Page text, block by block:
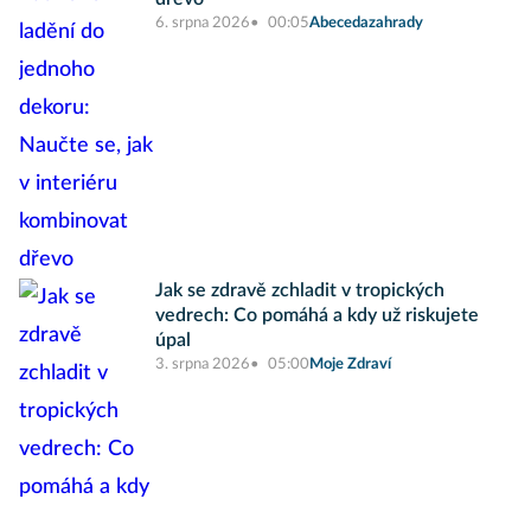
6. srpna 2026 00:05Abecedazahrady
Jak se zdravě zchladit v tropických
vedrech: Co pomáhá a kdy už riskujete
úpal
3. srpna 2026 05:00 Moje Zdraví